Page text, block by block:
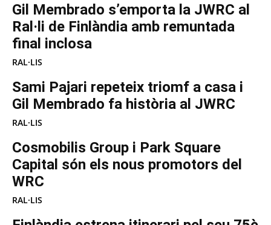
Gil Membrado s’emporta la JWRC al
Ral·li de Finlàndia amb remuntada
final inclosa
RAL·LIS
Sami Pajari repeteix triomf a casa i
Gil Membrado fa història al JWRC
RAL·LIS
Cosmobilis Group i Park Square
Capital són els nous promotors del
WRC
RAL·LIS